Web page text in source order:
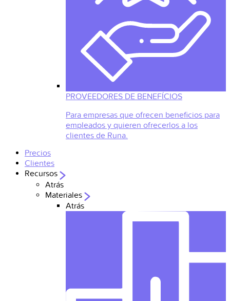
PROVEEDORES DE BENEFÍCIOS
Para empresas que ofrecen beneficios para
empleados y quieren ofrecerlos a los
clientes de Runa.
Precios
Clientes
Recursos
Atrás
Materiales
Atrás